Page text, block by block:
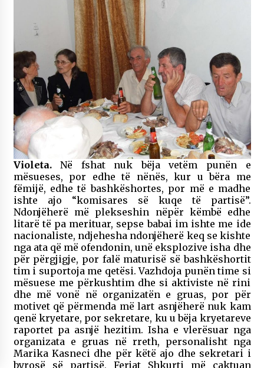
Violeta.Në fshat nuk bëja vetëm punën e
mësueses, por edhe të nënës, kur u bëra me
fëmijë, edhe të bashkëshortes, por më e madhe
ishte ajo “komisares së kuqe të partisë”.
Ndonjëherë më plekseshin nëpër këmbë edhe
litarë të pa merituar, sepse babai im ishte me ide
nacionaliste, ndjehesha ndonjëherë keq se kishte
nga ata që më ofendonin, unë eksplozive isha dhe
për përgjigje, por falë maturisë së bashkëshortit
tim i suportoja me qetësi. Vazhdoja punën time si
mësuese me përkushtim dhe si aktiviste në rini
dhe më vonë në organizatën e gruas, por për
motivet që përmenda më lart asnjëherë nuk kam
qenë kryetare, por sekretare, ku u bëja kryetareve
raportet pa asnjë hezitim. Isha e vlerësuar nga
organizata e gruas në rreth, personalisht nga
Marika Kasneci dhe për këtë ajo dhe sekretari i
byrosë së partisë, Ferjat Shkurti më caktuan